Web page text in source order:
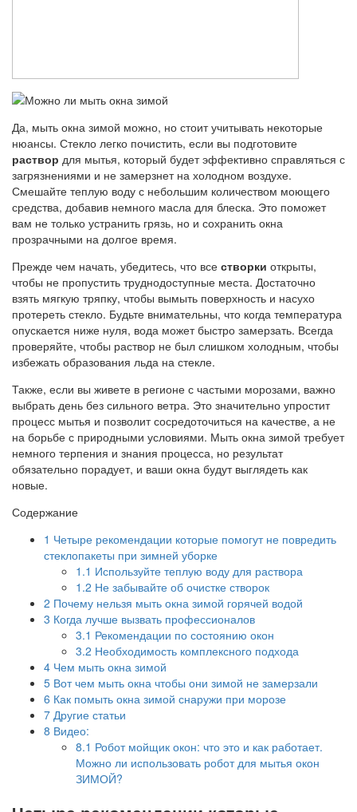
Да, мыть окна зимой можно, но стоит учитывать некоторые
нюансы. Стекло легко почистить, если вы подготовите
раствор для мытья, который будет эффективно справляться с
загрязнениями и не замерзнет на холодном воздухе.
Смешайте теплую воду с небольшим количеством моющего
средства, добавив немного масла для блеска. Это поможет
вам не только устранить грязь, но и сохранить окна
прозрачными на долгое время.
Прежде чем начать, убедитесь, что все створки открыты,
чтобы не пропустить труднодоступные места. Достаточно
взять мягкую тряпку, чтобы вымыть поверхность и насухо
протереть стекло. Будьте внимательны, что когда температура
опускается ниже нуля, вода может быстро замерзать. Всегда
проверяйте, чтобы раствор не был слишком холодным, чтобы
избежать образования льда на стекле.
Также, если вы живете в регионе с частыми морозами, важно
выбрать день без сильного ветра. Это значительно упростит
процесс мытья и позволит сосредоточиться на качестве, а не
на борьбе с природными условиями. Мыть окна зимой требует
немного терпения и знания процесса, но результат
обязательно порадует, и ваши окна будут выглядеть как
новые.
Содержание
1 Четыре рекомендации которые помогут не повредить
стеклопакеты при зимней уборке
1.1 Используйте теплую воду для раствора
1.2 Не забывайте об очистке створок
2 Почему нельзя мыть окна зимой горячей водой
3 Когда лучше вызвать профессионалов
3.1 Рекомендации по состоянию окон
3.2 Необходимость комплексного подхода
4 Чем мыть окна зимой
5 Вот чем мыть окна чтобы они зимой не замерзали
6 Как помыть окна зимой снаружи при морозе
7 Другие статьи
8 Видео:
8.1 Робот мойщик окон: что это и как работает.
Можно ли использовать робот для мытья окон
ЗИМОЙ?